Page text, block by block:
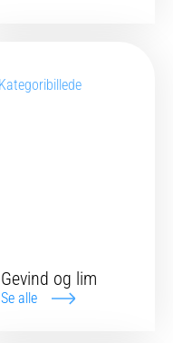
Gevind og lim
Se alle